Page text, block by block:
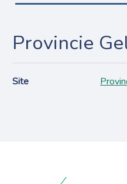
Provincie
Site